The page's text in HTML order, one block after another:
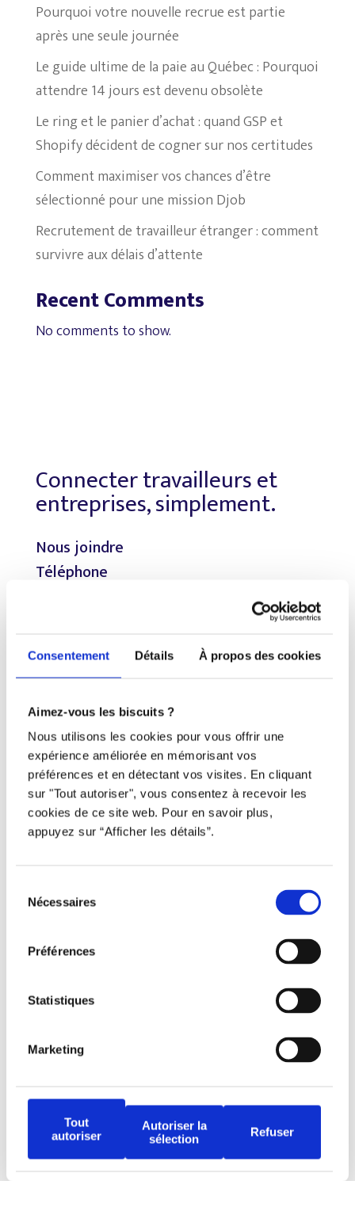
Consentement Détails À propos des cookies
Aimez-vous les biscuits ?
Nous utilisons les cookies pour vous offrir une
expérience améliorée en mémorisant vos
préférences et en détectant vos visites. En cliquant
sur "Tout autoriser", vous consentez à recevoir les
cookies de ce site web. Pour en savoir plus,
appuyez sur “Afficher les détails”.
Nécessaires
Préférences
Statistiques
Marketing
Tout
autoriser
Autoriser la
sélection
Refuser
Pourquoi votre nouvelle recrue est partie
après une seule journée
Le guide ultime de la paie au Québec : Pourquoi
attendre 14 jours est devenu obsolète
Le ring et le panier d’achat : quand GSP et
Shopify décident de cogner sur nos certitudes
Comment maximiser vos chances d’être
sélectionné pour une mission Djob
Recrutement de travailleur étranger : comment
survivre aux délais d’attente
Recent Comments
No comments to show.
Connecter travailleurs et
entreprises, simplement.
Nous joindre
Téléphone
Email
Liens utiles
S’inscrire
À propos
Nous contacter
Avertissement
Politique de protection
Conditions d’utilisation